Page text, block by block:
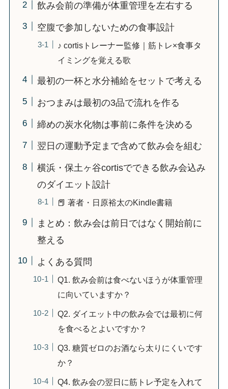
飲み会前の準備が体重管理を左右する
空腹で参加しないための食事設計
♪ cortisトレーナー監修｜筋トレ×食事タ
イミングを覚える歌
最初の一杯と水分補給をセットで考える
おつまみは最初の3品で流れを作る
締めの炭水化物は事前に条件を決める
翌日の運動予定まで含めて飲み会を組む
横浜・保土ヶ谷cortisでできる飲み会込み
のダイエット設計
📕 著者・日原裕太のKindle書籍
まとめ：飲み会は前日ではなく開始前に
整える
よくある質問
Q1. 飲み会前は食べないほうが体重管理
に向いていますか？
Q2. ダイエット中の飲み会では最初に何
を食べるとよいですか？
Q3. 糖質ゼロのお酒なら太りにくいです
か？
Q4. 飲み会の翌日に筋トレ予定を入れて